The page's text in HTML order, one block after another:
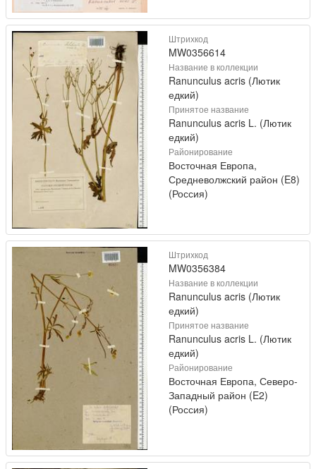
Штрихкод
MW0356614
Название в коллекции
Ranunculus acris (Лютик
едкий)
Принятое название
Ranunculus acris L. (Лютик
едкий)
Районирование
Восточная Европа,
Средневолжский район (E8)
(Россия)
Штрихкод
MW0356384
Название в коллекции
Ranunculus acris (Лютик
едкий)
Принятое название
Ranunculus acris L. (Лютик
едкий)
Районирование
Восточная Европа, Северо-
Западный район (E2)
(Россия)